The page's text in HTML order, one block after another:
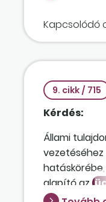
Kapcsolódó
9. cikk / 715
Kérdés:
Állami
alapító az
nem